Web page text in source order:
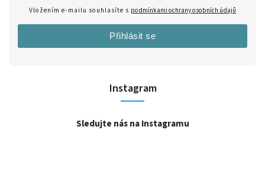
Instagram
Sledujte nás na Instagramu
Vložením e-mailu souhlasíte s podmínkami ochrany osobních údajů
Přihlásit se